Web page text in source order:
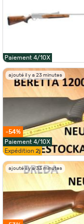
Paiement 4/10X
ajouté il y a 23 minutes
-54%
Paiement 4/10X
Expédition 2j
ajouté il y a 33 minutes